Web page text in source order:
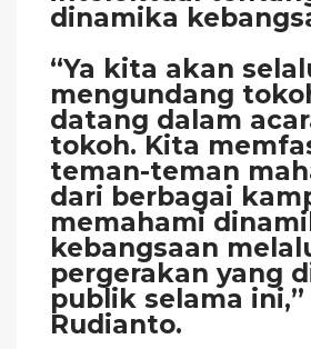
dinamika
“Ya kita akan
mengundang
datang dalam
tokoh. Kita
teman-teman
dari berbagai
memahami
kebangsaan
pergerakan yang
publik selama
Rudianto.